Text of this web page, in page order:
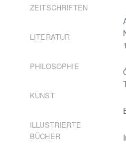
ZEITSCHRIFTEN
LITERATUR
PHILOSOPHIE
KUNST
ILLUSTRIERTE
BÜCHER